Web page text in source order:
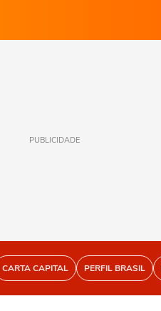
PUBLICIDADE
CARTA CAPITAL PERFIL BRASIL